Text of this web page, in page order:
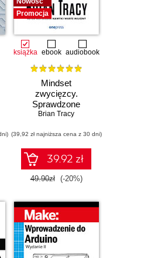
Promocja
książka ebook audiobook
Mindset
zwycięzcy.
Sprawdzone
strategie na drodze
Brian Tracy
(39,92 zł najniższa cena z 30 dni)
39.92 zł
49.90zł (-20%)